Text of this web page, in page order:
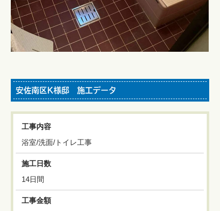
安佐南区K様邸 施工データ
工事内容
浴室/洗面/トイレ工事
施工日数
14日間
工事金額